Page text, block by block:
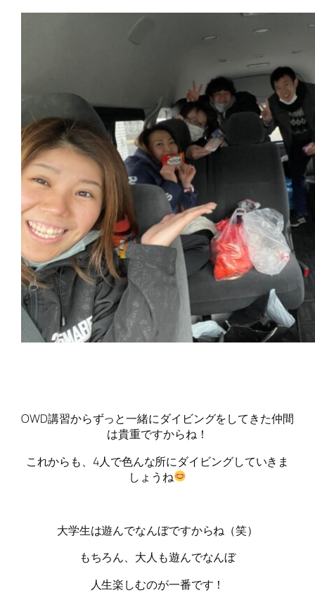
OWD講習からずっと一緒にダイビングをしてきた仲間
は貴重ですからね！
これからも、4人で色んな所にダイビングしていきま
しょうね
大学生は遊んでなんぼですからね（笑）
もちろん、大人も遊んでなんぼ
人生楽しむのが一番です！